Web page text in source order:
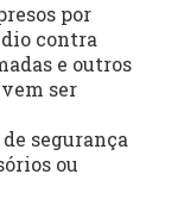
por
contra
e outros
ser
segurança
ou